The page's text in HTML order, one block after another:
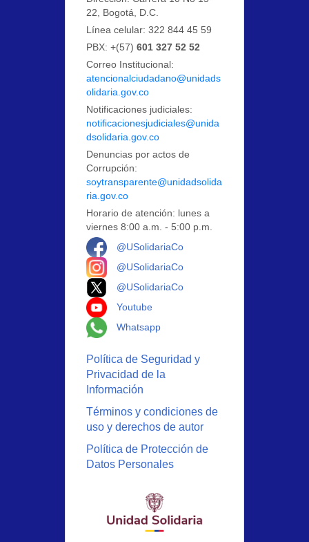
22, Bogotá, D.C.
Línea celular: 322 844 45 59
PBX: +(57)601 327 52 52
Correo Institucional:
atencionalciudadano@unidads
olidaria.gov.co
Notificaciones judiciales:
notificacionesjudiciales@unida
dsolidaria.gov.co
Denuncias por actos de
Corrupción:
soytransparente@unidadsolida
ria.gov.co
Horario de atención: lunes a
viernes 8:00 a.m. - 5:00 p.m.
@USolidariaCo
@USolidariaCo
@USolidariaCo
Youtube
Whatsapp
Política de Seguridad y
Privacidad de la
Información
Términos y condiciones de
uso y derechos de autor
Política de Protección de
Datos Personales